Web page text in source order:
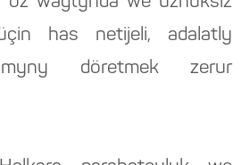
has netijeli, adalatly
döretmek zerur